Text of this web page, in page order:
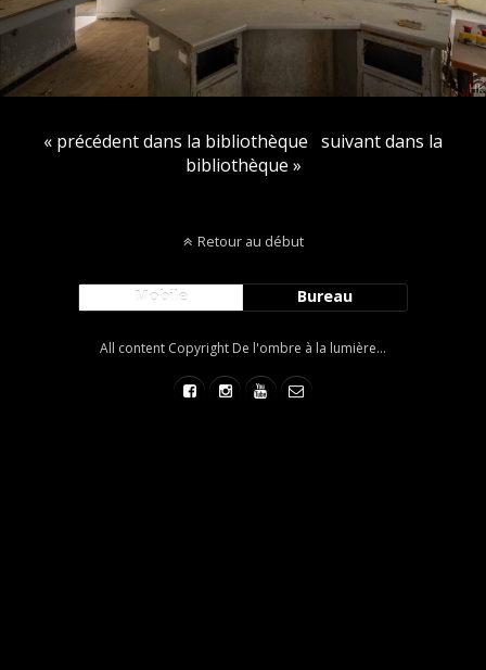
« précédent dans la bibliothèque suivant dans la
bibliothèque »
Retour au début
Mobile Bureau
All content Copyright De l'ombre à la lumière...